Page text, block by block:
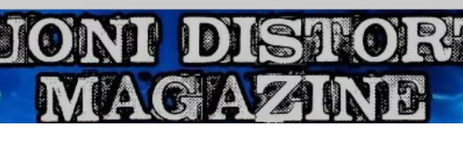
Suoni Distorti Magazine